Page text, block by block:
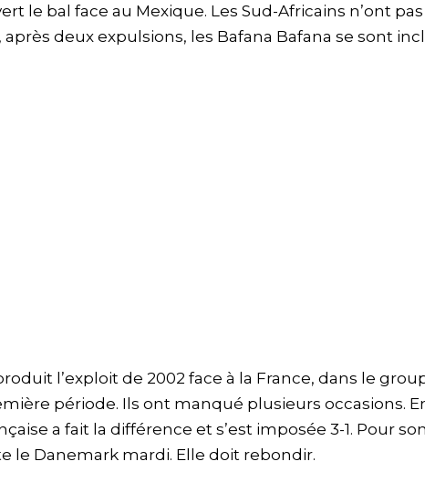
le bal face au Mexique. Les Sud-Africains n’ont
deux expulsions, les Bafana Bafana se sont
l’exploit de 2002 face à la France, dans le
période. Ils ont manqué plusieurs occasions.
a fait la différence et s’est imposée 3-1. Pour
le Danemark mardi. Elle doit rebondir.